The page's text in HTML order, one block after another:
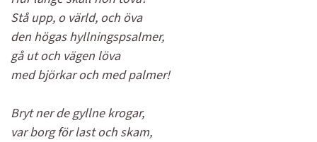
Stå upp, o värld, och öva
den högas hyllningspsalmer,
gå ut och vägen löva
med björkar och med palmer!
Bryt ner de gyllne krogar,
var borg för last och skam,